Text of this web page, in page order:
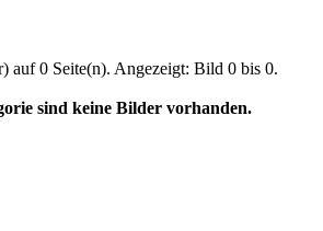
auf 0 Seite(n). Angezeigt: Bild 0 bis 0.
sind keine Bilder vorhanden.